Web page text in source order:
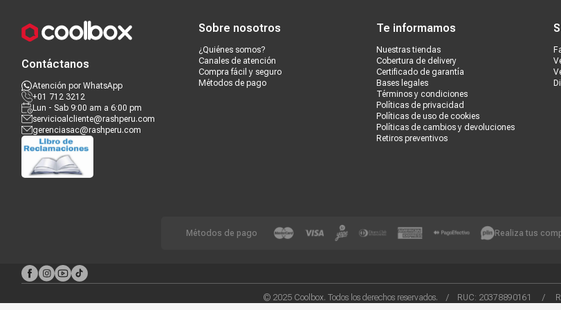
Contáctanos
Atención por WhatsApp
+01 712 3212
Lun - Sab 9:00 am a 6:00 pm
servicioalcliente@rashperu.com
gerenciasac@rashperu.com
Sobre nosotros
¿Quiénes somos?
Canales de atención
Compra fácil y seguro
Métodos de pago
Te informamos
Nuestras tiendas
Cobertura de delivery
Certificado de garantía
Bases legales
Términos y condiciones
Políticas de privacidad
Políticas de uso de cookies
Políticas de cambios y devoluciones
Retiros preventivos
Métodos de pago Realiza tus
© 2025 Coolbox. Todos los derechos reservados. / RUC: 20378890161 /